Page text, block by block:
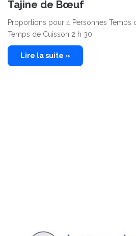
Tajine de Bœuf
Proportions pour 4 Personnes Temps
Temps de Cuisson 2 h 30…
Lire la suite »